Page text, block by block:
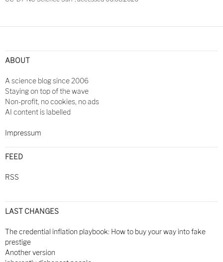
navigation
ABOUT
A science blog since 2006
Staying on top of the wave
Non-profit, no cookies, no ads
AI content is labelled
Impressum
FEED
RSS
LAST CHANGES
The credential inflation playbook: How to buy your way into fake
prestige
Another version